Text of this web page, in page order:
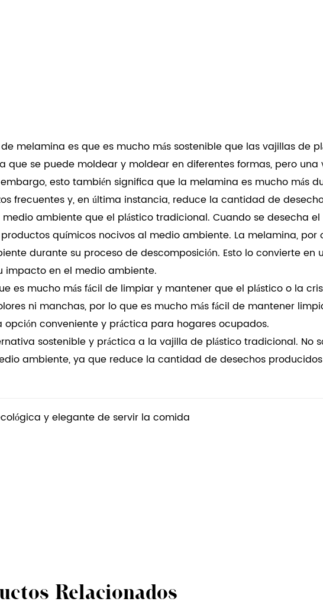
melamina es que es mucho más sostenible que las vajillas de
se puede moldear y moldear en diferentes formas, pero una
esto también significa que la melamina es mucho más
frecuentes y, en última instancia, reduce la cantidad de
ambiente que el plástico tradicional. Cuando se desecha
químicos nocivos al medio ambiente. La melamina, por
durante su proceso de descomposición. Esto lo convierte en
impacto en el medio ambiente.
es mucho más fácil de limpiar y mantener que el plástico o la
ni manchas, por lo que es mucho más fácil de mantener
conveniente y práctica para hogares ocupados.
sostenible y práctica a la vajilla de plástico tradicional. No
ambiente, ya que reduce la cantidad de desechos
y elegante de servir la comida
Relacionados